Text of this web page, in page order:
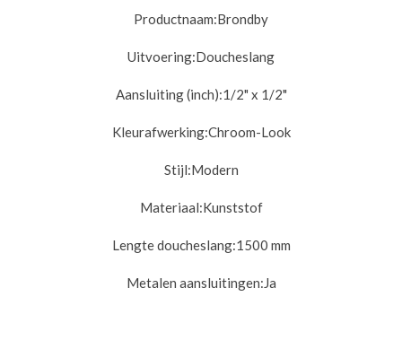
Productnaam:Brondby
Uitvoering:Doucheslang
Aansluiting (inch):1/2" x 1/2"
Kleurafwerking:Chroom-Look
Stijl:Modern
Materiaal:Kunststof
Lengte doucheslang:1500 mm
Metalen aansluitingen:Ja